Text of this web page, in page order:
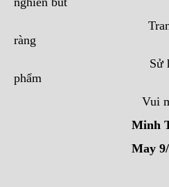
Trang web
ràng
Sử học, quê
phẩm
Vui mừng cả
Minh Thúy
May 9/